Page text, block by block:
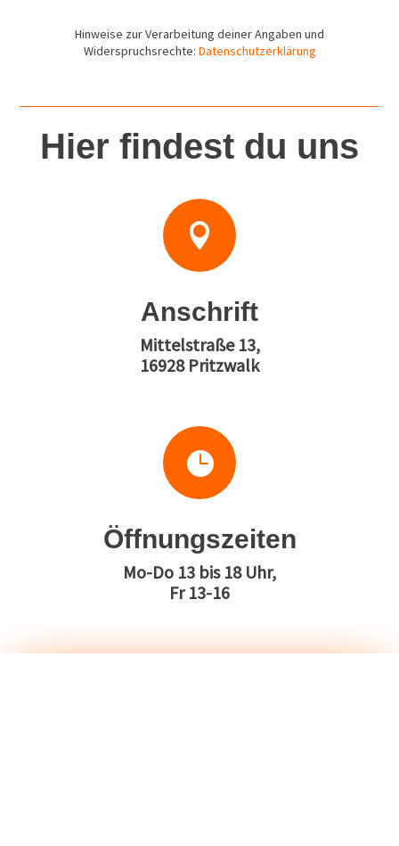
Hinweise zur Verarbeitung deiner Angaben und
Widerspruchsrechte: Datenschutzerklärung
Hier findest du uns

Anschrift
Mittelstraße 13,
16928 Pritzwalk

Öffnungszeiten
Mo-Do 13 bis 18 Uhr,
Fr 13-16